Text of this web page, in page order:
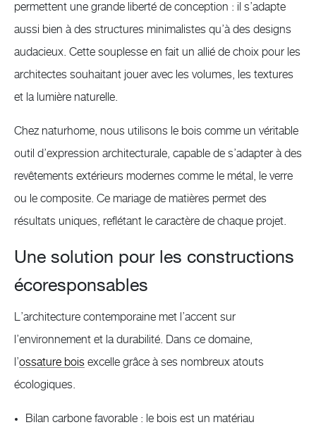
permettent une grande liberté de conception : il s’adapte
aussi bien à des structures minimalistes qu’à des designs
audacieux. Cette souplesse en fait un allié de choix pour les
architectes souhaitant jouer avec les volumes, les textures
et la lumière naturelle.
Chez naturhome, nous utilisons le bois comme un véritable
outil d’expression architecturale, capable de s’adapter à des
revêtements extérieurs modernes comme le métal, le verre
ou le composite. Ce mariage de matières permet des
résultats uniques, reflétant le caractère de chaque projet.
Une solution pour les constructions
écoresponsables
L’architecture contemporaine met l’accent sur
l’environnement et la durabilité. Dans ce domaine,
l’ossature bois excelle grâce à ses nombreux atouts
écologiques.
Bilan carbone favorable : le bois est un matériau